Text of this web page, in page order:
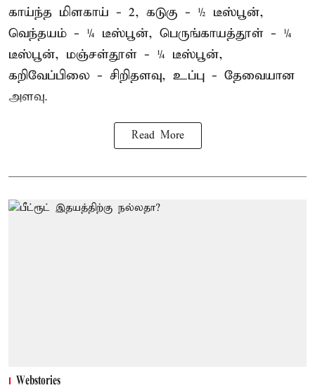
காய்ந்த மிளகாய் - 2, கடுகு - ½ டீஸ்பூன்,
வெந்தயம் - ¼ டீஸ்பூன், பெருங்காயத்தூள் - ¼
டீஸ்பூன், மஞ்சள்தூள் - ¼ டீஸ்பூன்,
கறிவேப்பிலை - சிறிதளவு, உப்பு - தேவையான
அளவு.
Read More
Webstories